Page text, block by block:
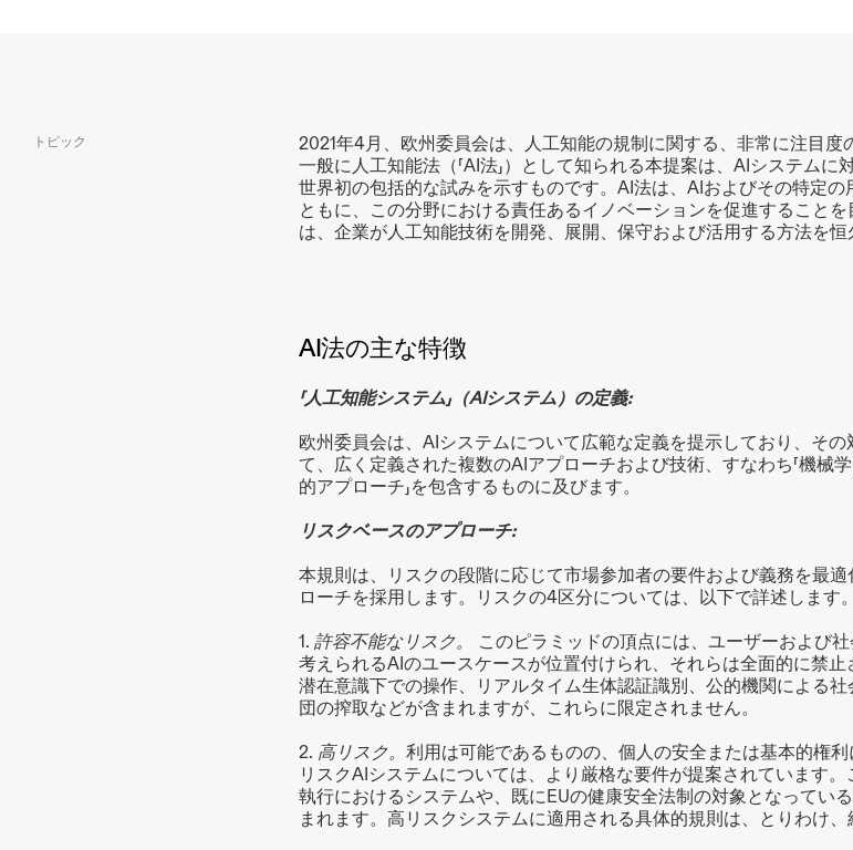
トピック
2021年4月、欧州委員会は、人工知能の規制に関する、非常に注目度
一般に人工知能法（「AI法」）として知られる本提案は、AIシステムに
世界初の包括的な試みを示すものです。AI法は、AIおよびその特定
ともに、この分野における責任あるイノベーションを促進すること
は、企業が人工知能技術を開発、展開、保守および活用する方法を恒
AI法の主な特徴
「人工知能システム」（AIシステム）の定義:
欧州委員会は、AIシステムについて広範な定義を提示しており、そ
て、広く定義された複数のAIアプローチおよび技術、すなわち「機械学
的アプローチ」を包含するものに及びます。
リスクベースのアプローチ:
本規則は、リスクの段階に応じて市場参加者の要件および義務を最
ローチを採用します。リスクの4区分については、以下で詳述します。
1. 許容不能なリスク。
このピラミッドの頂点には、ユーザーおよび
考えられるAIのユースケースが位置付けられ、それらは全面的に禁止
潜在意識下での操作、リアルタイム生体認証識別、公的機関による
団の搾取などが含まれますが、これらに限定されません。
2. 高リスク。 利用は可能であるものの、個人の安全または基本的権
リスクAIシステムについては、より厳格な要件が提案されています
執行におけるシステムや、既にEUの健康安全法制の対象となってい
まれます。高リスクシステムに適用される具体的規則は、とりわけ、